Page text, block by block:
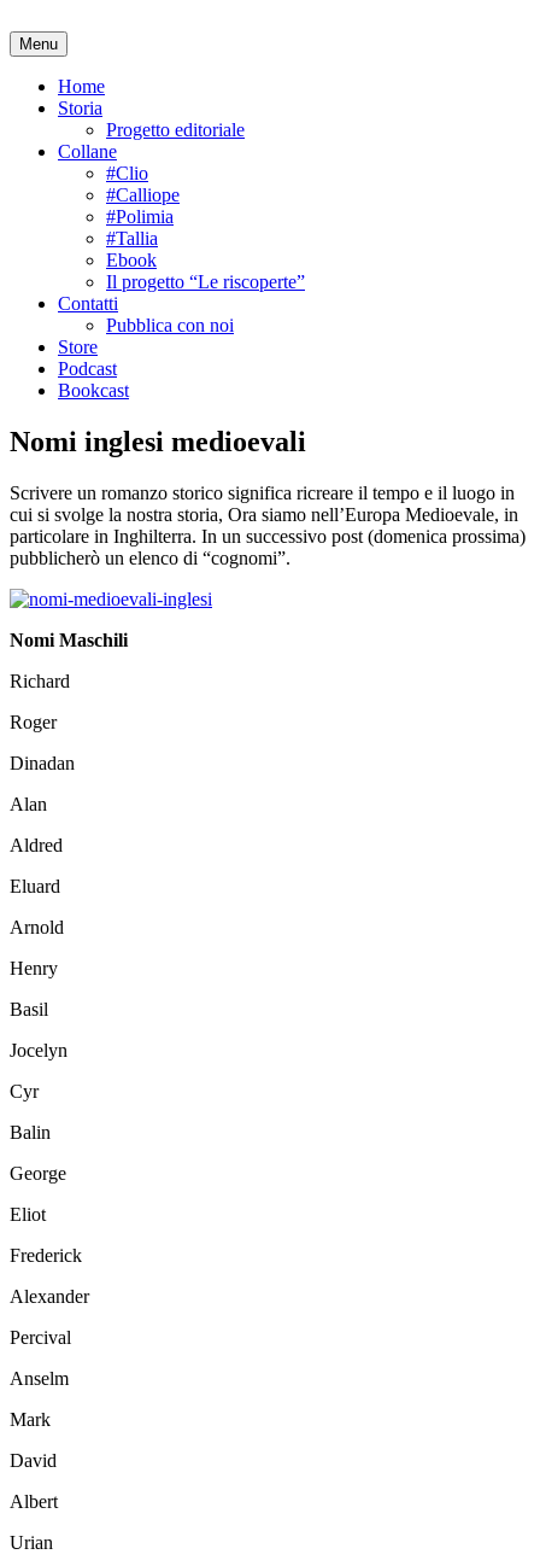
al
contenuto
Menu
Home
Storia
Progetto editoriale
Collane
#Clio
#Calliope
#Polimia
#Tallia
Ebook
Il progetto “Le riscoperte”
Contatti
Pubblica con noi
Store
Podcast
Bookcast
Nomi inglesi medioevali
Scrivere un romanzo storico significa ricreare il tempo e il luogo in
cui si svolge la nostra storia, Ora siamo nell’Europa Medioevale, in
particolare in Inghilterra. In un successivo post (domenica prossima)
pubblicherò un elenco di “cognomi”.
Nomi Maschili
Richard
Roger
Dinadan
Alan
Aldred
Eluard
Arnold
Henry
Basil
Jocelyn
Cyr
Balin
George
Eliot
Frederick
Alexander
Percival
Anselm
Mark
David
Albert
Urian